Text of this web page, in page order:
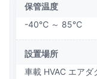
保管温度
-40℃ ～ 85℃
設置場所
車載 HVAC エア